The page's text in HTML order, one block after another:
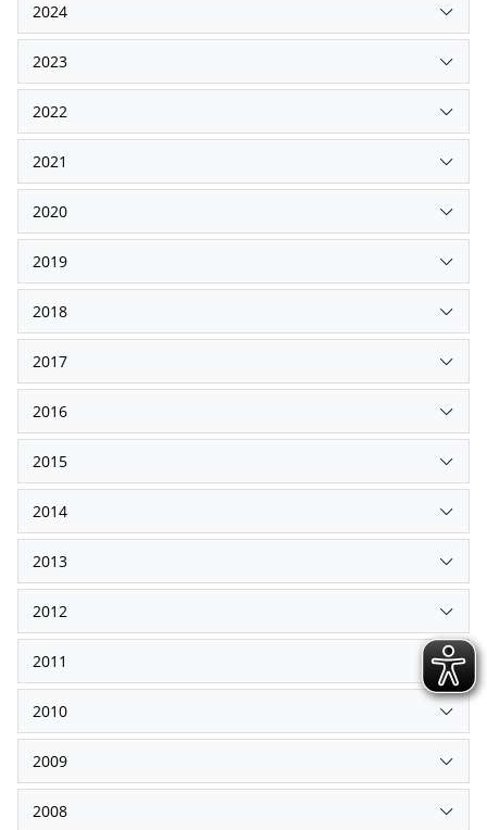
2024
2023
2022
2021
2020
2019
2018
2017
2016
2015
2014
2013
2012
2011
2010
2009
2008